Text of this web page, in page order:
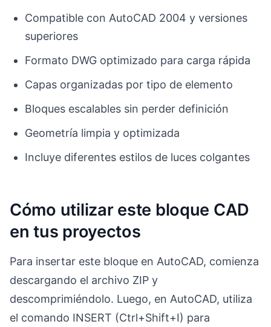
Compatible con AutoCAD 2004 y versiones
superiores
Formato DWG optimizado para carga rápida
Capas organizadas por tipo de elemento
Bloques escalables sin perder definición
Geometría limpia y optimizada
Incluye diferentes estilos de luces colgantes
Cómo utilizar este bloque CAD
en tus proyectos
Para insertar este bloque en AutoCAD, comienza
descargando el archivo ZIP y
descomprimiéndolo. Luego, en AutoCAD, utiliza
el comando INSERT (Ctrl+Shift+I) para